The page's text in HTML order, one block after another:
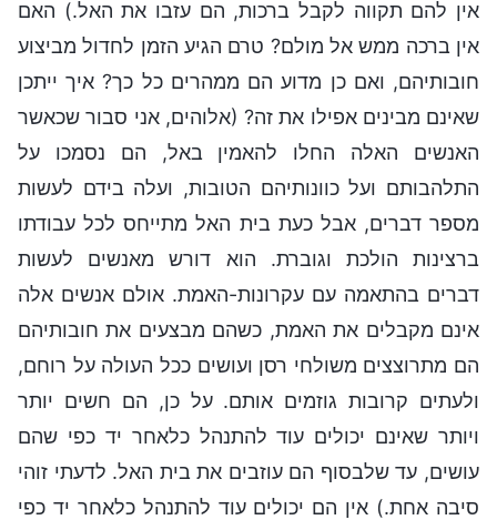
אין להם תקווה לקבל ברכות, הם עזבו את האל.) האם
אין ברכה ממש אל מולם? טרם הגיע הזמן לחדול מביצוע
חובותיהם, ואם כן מדוע הם ממהרים כל כך? איך ייתכן
שאינם מבינים אפילו את זה? (אלוהים, אני סבור שכאשר
האנשים האלה החלו להאמין באל, הם נסמכו על
התלהבותם ועל כוונותיהם הטובות, ועלה בידם לעשות
מספר דברים, אבל כעת בית האל מתייחס לכל עבודתו
ברצינות הולכת וגוברת. הוא דורש מאנשים לעשות
דברים בהתאמה עם עקרונות-האמת. אולם אנשים אלה
אינם מקבלים את האמת, כשהם מבצעים את חובותיהם
הם מתרוצצים משולחי רסן ועושים ככל העולה על רוחם,
ולעתים קרובות גוזמים אותם. על כן, הם חשים יותר
ויותר שאינם יכולים עוד להתנהל כלאחר יד כפי שהם
עושים, עד שלבסוף הם עוזבים את בית האל. לדעתי זוהי
סיבה אחת.) אין הם יכולים עוד להתנהל כלאחר יד כפי